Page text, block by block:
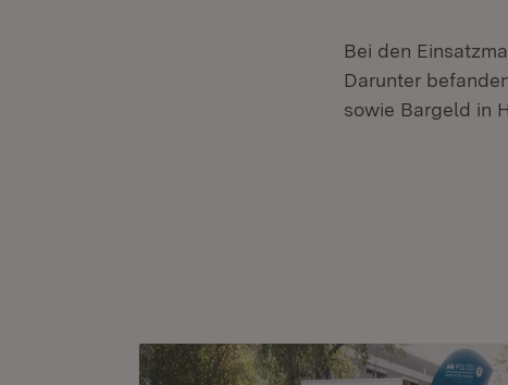
Bei den
Darunter
sowie Bargeld in